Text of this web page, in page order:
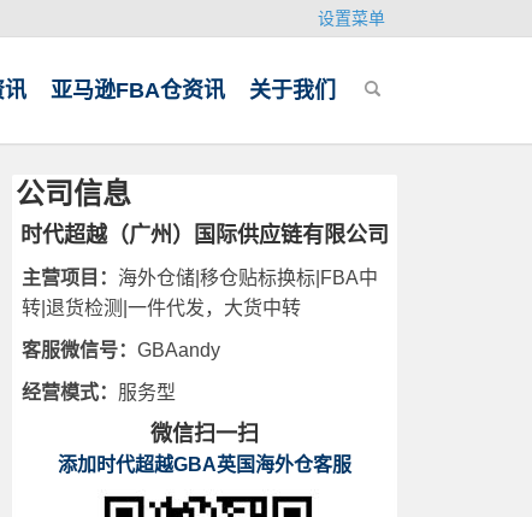
设置菜单
讯 亚马逊FBA仓资讯 关于我们
公司信息
时代超越（广州）国际供应链有限公司
主营项目： 海外仓储|移仓贴标换标|FBA中
转|退货检测|一件代发，大货中转
客服微信号： GBAandy
经营模式： 服务型
微信扫一扫
添加时代超越GBA英国海外仓客服